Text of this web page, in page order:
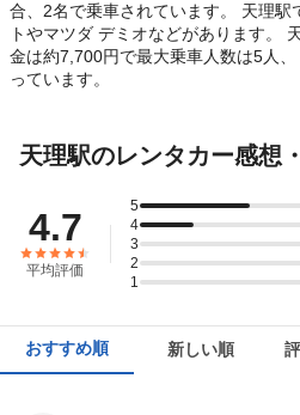
合、2名で乗車されています。 天理駅
トやマツダ デミオなどがあります。
金は約7,700円で最大乗車人数は5人
っています。
天理駅のレンタカー感想
4.7
平均評価
5
4
3
2
1
おすすめ順 新しい順